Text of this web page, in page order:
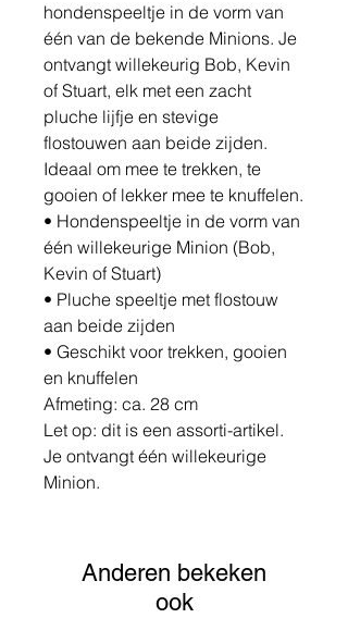
hondenspeeltje in de vorm van
één van de bekende Minions. Je
ontvangt willekeurig Bob, Kevin
of Stuart, elk met een zacht
pluche lijfje en stevige
flostouwen aan beide zijden.
Ideaal om mee te trekken, te
gooien of lekker mee te knuffelen.
• Hondenspeeltje in de vorm van
één willekeurige Minion (Bob,
Kevin of Stuart)
• Pluche speeltje met flostouw
aan beide zijden
• Geschikt voor trekken, gooien
en knuffelen
Afmeting: ca. 28 cm
Let op: dit is een assorti-artikel.
Je ontvangt één willekeurige
Minion.
Anderen bekeken
ook